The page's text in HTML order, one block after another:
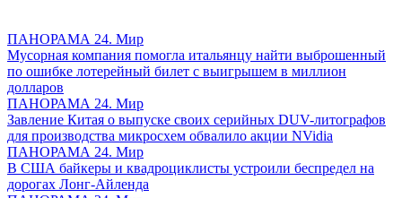
ПАНОРАМА 24. Мир
Мусорная компания помогла итальянцу найти выброшенный
по ошибке лотерейный билет с выигрышем в миллион
долларов
ПАНОРАМА 24. Мир
Завление Китая о выпуске своих серийных DUV-литографов
для производства микросхем обвалило акции NVidia
ПАНОРАМА 24. Мир
В США байкеры и квадроциклисты устроили беспредел на
дорогах Лонг-Айленда